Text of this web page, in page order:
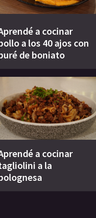
a cocinar
a los 40 ajos con
de boniato
a cocinar
a la